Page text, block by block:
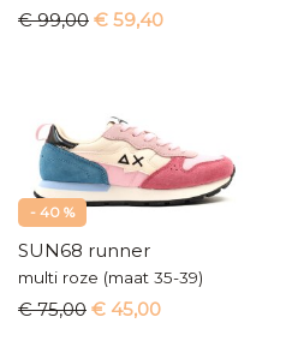
€ 99,00 € 59,40
- 40 %
SUN68 runner
multi roze (maat 35-39)
€ 75,00 € 45,00